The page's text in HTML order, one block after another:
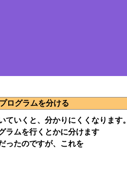
ログラムを分ける
ていくと、分かりにくくなります。
ラムを行くとかに分けます
ったのですが、これを